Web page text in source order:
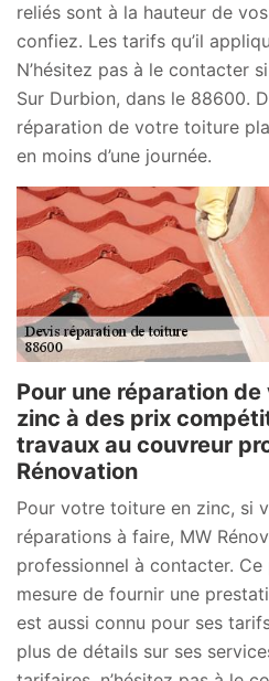
reliés sont à la hauteur de
confiez. Les tarifs qu’il
N’hésitez pas à le contacter
Sur Durbion, dans le 88600.
réparation de votre toiture
en moins d’une journée.
Pour une réparation
zinc à des prix
travaux au couvreur
Rénovation
Pour votre toiture en zinc, si
réparations à faire, MW
professionnel à contacter.
mesure de fournir une
est aussi connu pour ses
plus de détails sur ses